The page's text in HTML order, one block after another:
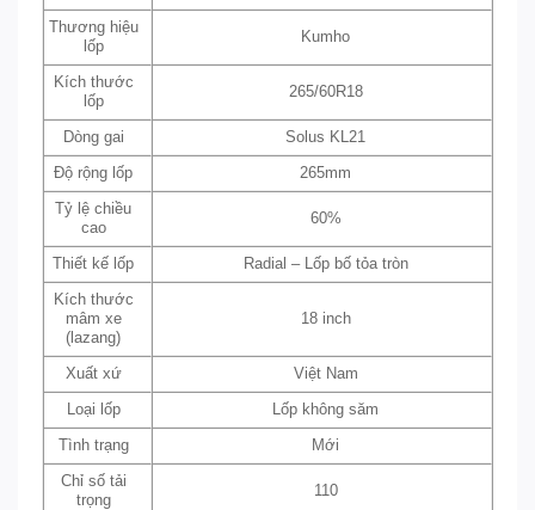
Thương hiệu
lốp
Kumho
Kích thước
lốp
265/60R18
Dòng gai Solus KL21
Độ rộng lốp 265mm
Tỷ lệ chiều
cao
60%
Thiết kế lốp Radial – Lốp bố tỏa tròn
Kích thước
mâm xe
(lazang)
18 inch
Xuất xứ Việt Nam
Loại lốp Lốp không săm
Tình trạng Mới
Chỉ số tải
trọng
110